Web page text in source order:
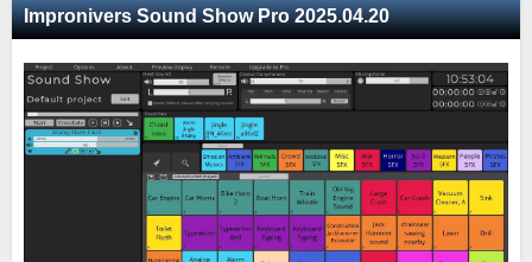
Impronivers Sound Show Pro 2025.04.20